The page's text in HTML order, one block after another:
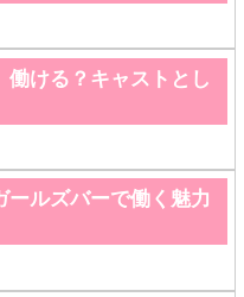
働ける？キャストとし
ルズバーで働く魅力